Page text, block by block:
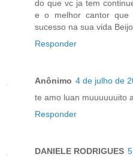
do que vc ja tem
e o melhor cantor
sucesso na sua vida
Responder
Anônimo 4 de julho de
te amo luan muuuuuuito
Responder
DANIELE RODRIGUES